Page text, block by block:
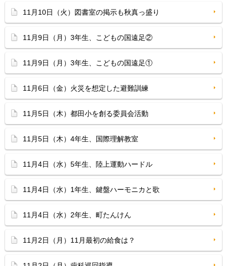
11月10日（火）図書室の掲示も秋真っ盛り
11月9日（月）3年生、こどもの国遠足②
11月9日（月）3年生、こどもの国遠足①
11月6日（金）火災を想定した避難訓練
11月5日（木）都田小を創る委員会活動
11月5日（木）4年生、国際理解教室
11月4日（水）5年生、陸上運動ハードル
11月4日（水）1年生、鍵盤ハーモニカと歌
11月4日（水）2年生、町たんけん
11月2日（月）11月最初の給食は？